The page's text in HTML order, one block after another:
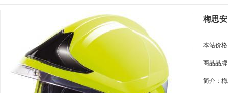
梅思
本站价
商品品
简介：